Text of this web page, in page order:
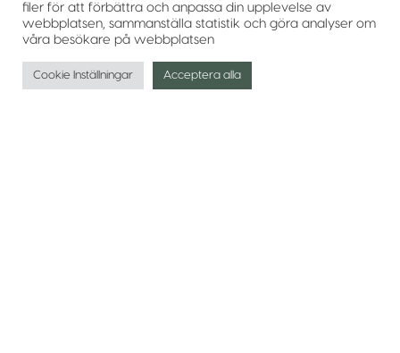
filer för att förbättra och anpassa din upplevelse av
webbplatsen, sammanställa statistik och göra analyser om
våra besökare på webbplatsen
Cookie Inställningar Acceptera alla